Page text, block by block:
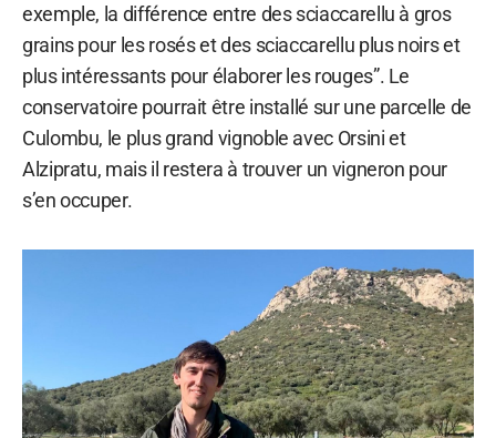
exemple, la différence entre des sciaccarellu à gros
grains pour les rosés et des sciaccarellu plus noirs et
plus intéressants pour élaborer les rouges”. Le
conservatoire pourrait être installé sur une parcelle de
Culombu, le plus grand vignoble avec Orsini et
Alzipratu, mais il restera à trouver un vigneron pour
s’en occuper.